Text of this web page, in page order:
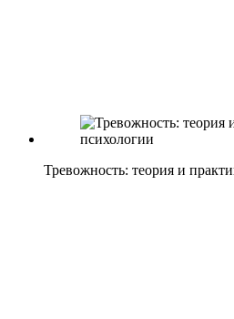
Тревожность: теория и